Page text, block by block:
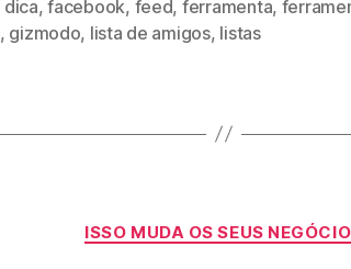
dica,facebook, feed, ferramenta,
, gizmodo, lista de amigos, listas
Categorias
ISSO MUDA OS SEUS